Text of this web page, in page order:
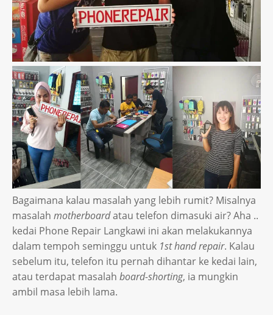
Bagaimana kalau masalah yang lebih rumit? Misalnya
masalah motherboardatau telefon dimasuki air? Aha ..
kedai Phone Repair Langkawi ini akan melakukannya
dalam tempoh seminggu untuk 1st hand repair. Kalau
sebelum itu, telefon itu pernah dihantar ke kedai lain,
atau terdapat masalah board-shorting, ia mungkin
ambil masa lebih lama.